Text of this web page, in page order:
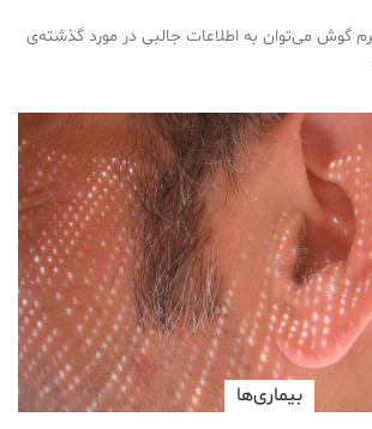
گوش می‌توان به اطلاعات جالبی در مورد گذشته‌ی
بیماری‌ها